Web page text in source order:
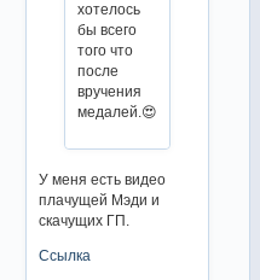
хотелось
бы всего
того что
после
вручения
медалей.😍
У меня есть видео
плачущей Мэди и
скачущих ГП.
Ссылка